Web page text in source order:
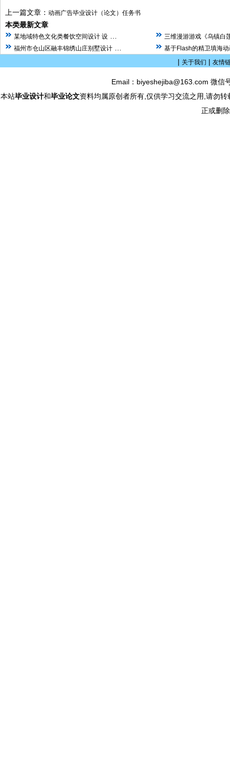
上一篇文章： 动画广告毕业设计（论文）任务书
本类最新文章
某地域特色文化类餐饮空间设计 设
三维漫游游戏《乌镇白
福州市仓山区融丰锦绣山庄别墅设计
基于Flash的精卫填海
| 关于我们 | 友情
Email：biyeshejiba@163.com 微
本站毕业设计和毕业论文资料均属原创者所有,仅供学习交流之用,请勿
正或删